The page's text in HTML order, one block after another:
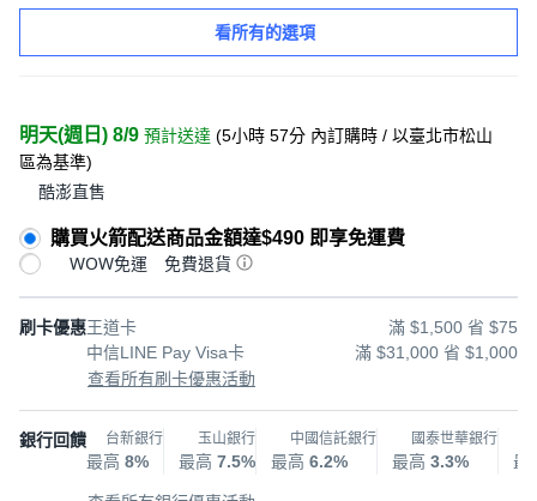
看所有的選項
明天(週日) 8/9 預計送達 (5小時 57分 內訂購時 / 以臺北市松山
區為基準)
酷澎直售
購買火箭配送商品金額達$490 即享免運費
WOW免運 免費退貨
刷卡優惠王道卡
滿 $1,500 省 $75
中信LINE Pay Visa卡
滿 $31,000 省 $1,000
查看所有刷卡優惠活動
銀行回饋 台新銀行
最高 8%
玉山銀行
最高 7.5%
中國信託銀行
最高 6.2%
國泰世華銀行
最高 3.3% 最